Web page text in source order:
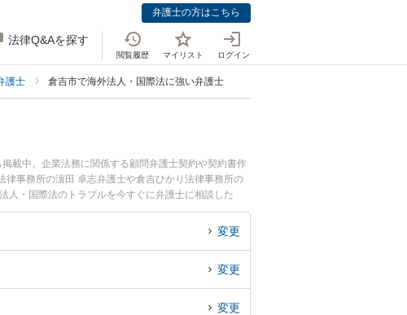
弁護士の方はこちら
法律Q&Aを探す
閲覧履歴 マイリスト ログイン
護士 倉吉市で海外法人・国際法に強い弁護士
載中。企業法務に関係する顧問弁護士契約や契約書作
事務所の濵田 卓志弁護士や倉吉ひかり法律事務所の
人・国際法のトラブルを今すぐに弁護士に相談した
相談できる倉吉市内の弁護士に相談予約したい』など
変更
変更
変更